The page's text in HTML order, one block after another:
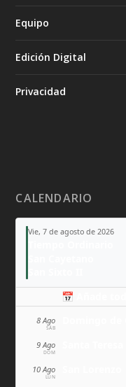
Equipo
Edición Digital
Privacidad
CALENDARIO
Vie, 7 de agosto de 2026
📅 Añade
8 Ago
SÁB
9 Ago
DOM
10 Ago
LUN